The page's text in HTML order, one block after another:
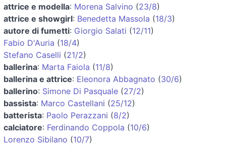
attrice e modella: Morena Salvino (23/8)
attrice e showgirl: Benedetta Massola (18/3)
autore di fumetti: Giorgio Salati (12/11)
Fabio D'Auria (18/4)
Stefano Caselli (21/2)
ballerina: Marta Faiola (11/8)
ballerina e attrice: Eleonora Abbagnato (30/6)
ballerino: Simone Di Pasquale (27/2)
bassista: Marco Castellani (25/12)
batterista: Paolo Perazzani (8/2)
calciatore: Ferdinando Coppola (10/6)
Lorenzo Sibilano (10/7)